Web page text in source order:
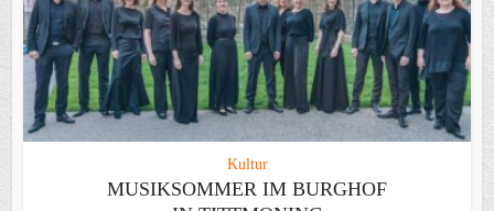
Kultur
MUSIKSOMMER IM BURGHOF